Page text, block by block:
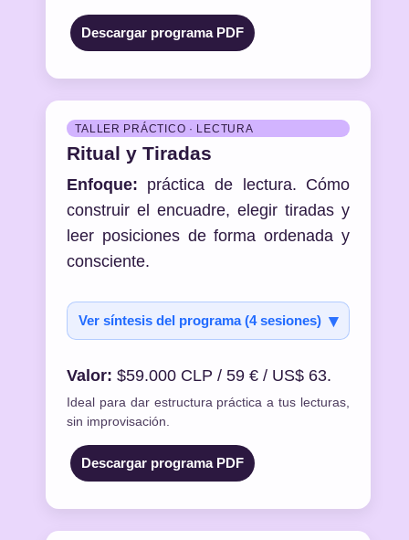
Descargar programa PDF
TALLER PRÁCTICO · LECTURA
Ritual y Tiradas
Enfoque: práctica de lectura. Cómo
construir el encuadre, elegir tiradas y
leer posiciones de forma ordenada y
consciente.
Ver síntesis del programa (4 sesiones)
Valor: $59.000 CLP / 59 € / US$ 63.
Ideal para dar estructura práctica a tus lecturas,
sin improvisación.
Descargar programa PDF